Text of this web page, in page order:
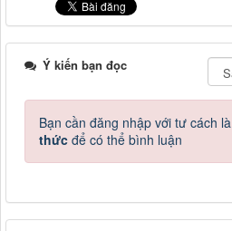
Ý kiến bạn đọc
Bạn cần đăng nhập với tư cách là
thức để có thể bình luận